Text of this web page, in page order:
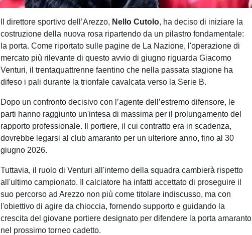
Il direttore sportivo dell’Arezzo, Nello Cutolo, ha deciso di iniziare la
costruzione della nuova rosa ripartendo da un pilastro fondamentale:
la porta. Come riportato sulle pagine de La Nazione, l'operazione di
mercato più rilevante di questo avvio di giugno riguarda Giacomo
Venturi, il trentaquattrenne faentino che nella passata stagione ha
difeso i pali durante la trionfale cavalcata verso la Serie B.
Dopo un confronto decisivo con l’agente dell’estremo difensore, le
parti hanno raggiunto un'intesa di massima per il prolungamento del
rapporto professionale. Il portiere, il cui contratto era in scadenza,
dovrebbe legarsi al club amaranto per un ulteriore anno, fino al 30
giugno 2026.
Tuttavia, il ruolo di Venturi all'interno della squadra cambierà rispetto
all'ultimo campionato. Il calciatore ha infatti accettato di proseguire il
suo percorso ad Arezzo non più come titolare indiscusso, ma con
l'obiettivo di agire da chioccia, fornendo supporto e guidando la
crescita del giovane portiere designato per difendere la porta amaranto
nel prossimo torneo cadetto.